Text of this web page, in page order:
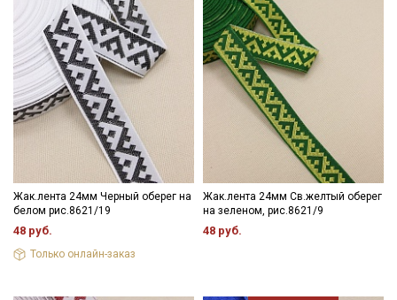
Жак.лента 24мм Черный оберег на
белом рис.8621/19
48 руб.
Только онлайн-заказ
Жак.лента 24мм Св.желтый оберег
на зеленом, рис.8621/9
48 руб.